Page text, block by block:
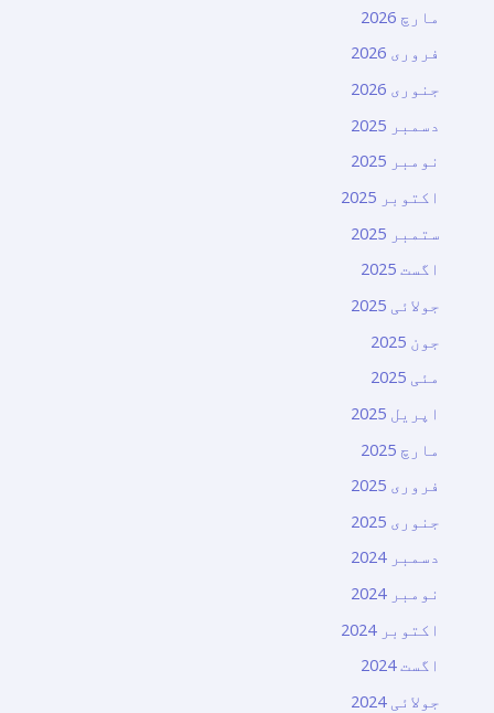
مارچ 2026
فروری 2026
جنوری 2026
دسمبر 2025
نومبر 2025
اکتوبر 2025
ستمبر 2025
اگست 2025
جولائی 2025
جون 2025
مئی 2025
اپریل 2025
مارچ 2025
فروری 2025
جنوری 2025
دسمبر 2024
نومبر 2024
اکتوبر 2024
اگست 2024
جولائی 2024